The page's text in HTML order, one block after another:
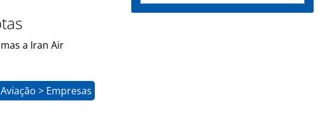
a Iran Air
Aviação > Empresas